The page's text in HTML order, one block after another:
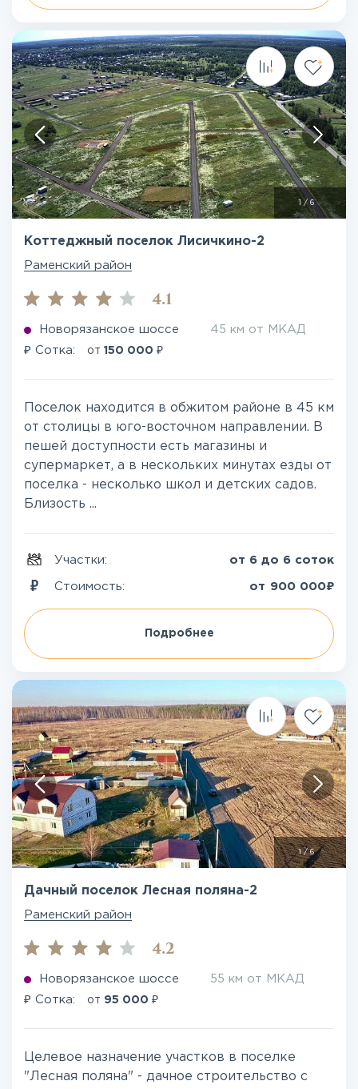
/ 6
Коттеджный поселок Лисичкино-2
Раменский район
4.1
Новорязанское шоссе 45 км от МКАД
₽ Сотка: от 150 000 ₽
Поселок находится в обжитом районе в 45 км
от столицы в юго-восточном направлении. В
пешей доступности есть магазины и
супермаркет, а в нескольких минутах езды от
поселка - несколько школ и детских садов.
Близость ...
Участки: от 6 до 6 соток
Стоимость: от 900 000₽
Подробнее
1/6
Дачный поселок Лесная поляна-2
Раменский район
4.2
Новорязанское шоссе 55 км от МКАД
₽ Сотка: от 95 000 ₽
Целевое назначение участков в поселке
"Лесная поляна" - дачное строительство с